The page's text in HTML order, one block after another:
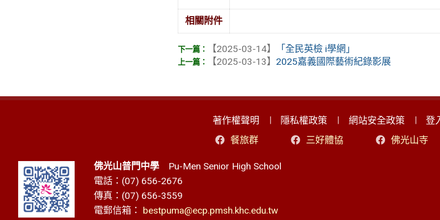
相關附件
【2025-03-14】
「全民英檢 i學網」
【2025-03-13】 2025嘉義國際藝術紀錄影展
著作權聲明 隱私權政策 網站安全政策
登
餐旅群
三好體協 佛光山寺
佛光山普門中學Pu-Men Senior High School
電話：(07) 656-2676
傳真：(07) 656-3559
電郵信箱： bestpuma@ecp.pmsh.khc.edu.tw